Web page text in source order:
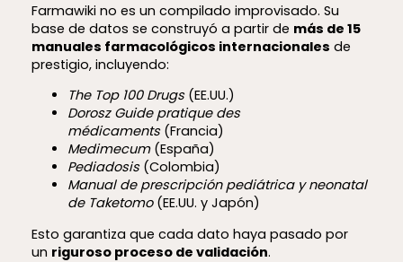
Farmawiki no es un compilado improvisado. Su
base de datos se construyó a partir de más de 15
manuales farmacológicos internacionales de
prestigio, incluyendo:
The Top 100 Drugs(EE.UU.)
Dorosz Guide pratique des
médicaments(Francia)
Medimecum(España)
Pediadosis(Colombia)
Manual de prescripción pediátrica y neonatal
de Taketomo(EE.UU. y Japón)
Esto garantiza que cada dato haya pasado por
un riguroso proceso de validación.